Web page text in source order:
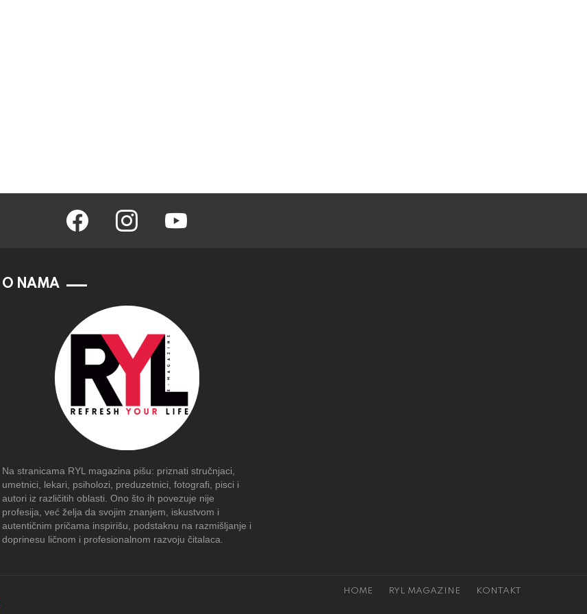
facebook instagram youtube
O NAMA
Na stranicama RYL magazina pišu: priznati stručnjaci,
umetnici, lekari, psiholozi, preduzetnici, fotografi, pisci i
autori iz različitih oblasti. Ono što ih povezuje nije
profesija, već želja da svojim znanjem, iskustvom i
autentičnim pričama inspirišu, podstaknu na razmišljanje i
doprinesu ličnom i profesionalnom razvoju čitalaca.
.
HOME RYL MAGAZINE KONTAKT